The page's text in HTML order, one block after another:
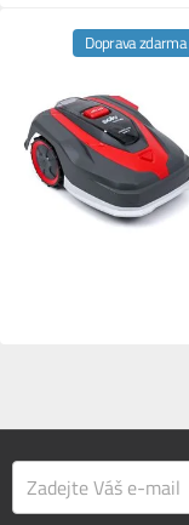
Doprava zdarma